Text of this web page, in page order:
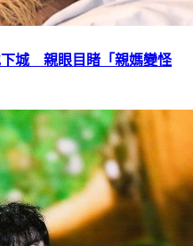
下城 親眼目睹「親媽變怪